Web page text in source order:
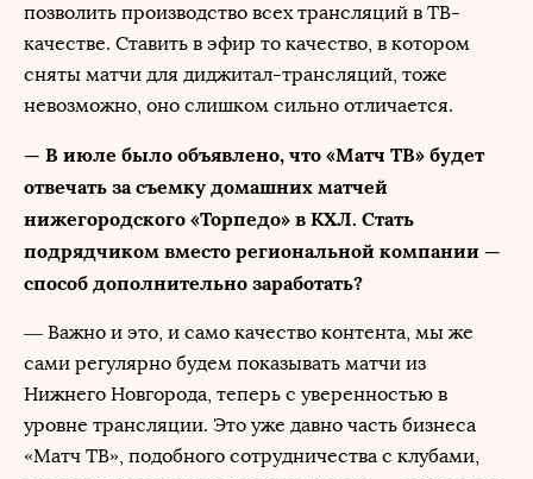
позволить производство всех трансляций в ТВ-
качестве. Ставить в эфир то качество, в котором
сняты матчи для диджитал-трансляций, тоже
невозможно, оно слишком сильно отличается.
— В июле было объявлено, что «Матч ТВ» будет
отвечать за съемку домашних матчей
нижегородского «Торпедо» в КХЛ. Стать
подрядчиком вместо региональной компании —
способ дополнительно заработать?
— Важно и это, и само качество контента, мы же
сами регулярно будем показывать матчи из
Нижнего Новгорода, теперь с уверенностью в
уровне трансляции. Это уже давно часть бизнеса
«Матч ТВ», подобного сотрудничества с клубами,